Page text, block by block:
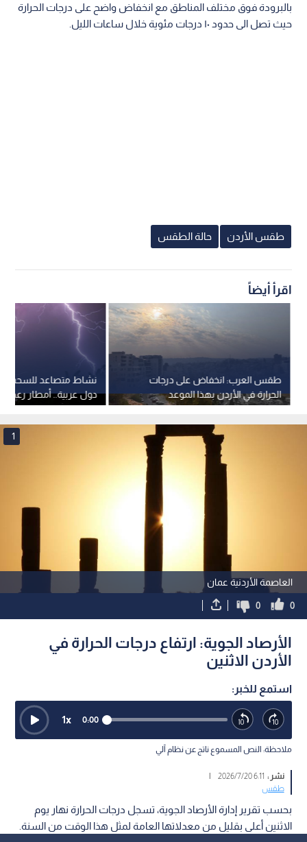
بالبرودة فوق مختلف المناطق مع انخفاض واضح على درجات الحرارة
حيث تصل الى حدود ١٠ درجات مئوية خلال ساعات الليل.
طقس الأردن حالة الطقس
اقرأ أيضاً
نشاط متصاعد للسحب
دول عربية.. أمطار
خلال الأيام القادمة
طقس العرب: انخفاض على درجات
الحرارة في الأردن بهذا الموعد
العاصمة الأردنية عمان
1
0
0
الأرصاد الجوية: ارتفاع درجات الحرارة في
الأردن الاثنين
استمع للخبر:
0:00
1x
ملاحظة: النص المسموع ناتج عن نظام آلي
نشر : 6:11 2026/7/20
|
طقس
بحسب تقرير إدارة الأرصاد الجوية، تسجل درجات الحرارة نهار يوم
الاثنين أعلى بقليل من معدلاتها العامة لمثل هذا الوقت من السنة.